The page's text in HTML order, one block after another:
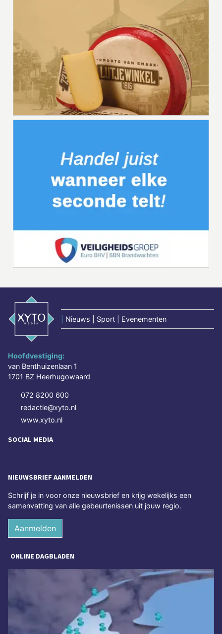
Nieuws | Sport | Evenementen
Hoofdvestiging:
van Benthuizenlaan 1
1701 BZ Heerhugowaard
072 8200 600
redactie@xyto.nl
www.xyto.nl
SOCIAL MEDIA
NIEUWSBRIEF AANMELDEN
Schrijf je in voor onze nieuwsbrief en krijg wekelijks een
samenvatting van alle gebeurtenissen uit jouw regio.
Aanmelden
ONLINE DAGBLADEN